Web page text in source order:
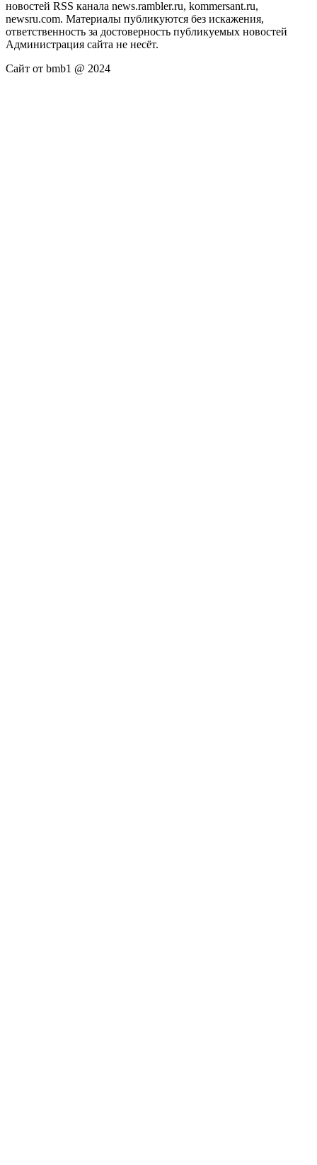
новостей RSS канала news.rambler.ru, kommersant.ru,
newsru.com. Материалы публикуются без искажения,
ответственность за достоверность публикуемых новостей
Администрация сайта не несёт.
Сайт от bmb1 @ 2024